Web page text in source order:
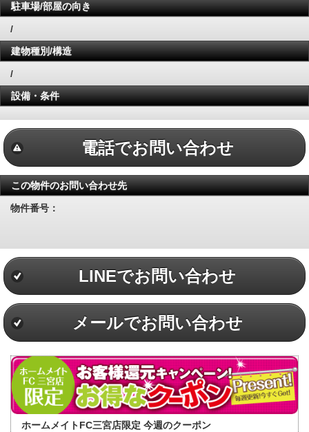
駐車場/部屋の向き
/
建物種別/構造
/
設備・条件
電話でお問い合わせ
この物件のお問い合わせ先
物件番号：
LINEでお問い合わせ
メールでお問い合わせ
ホームメイトFC三宮店限定 今週のクーポン